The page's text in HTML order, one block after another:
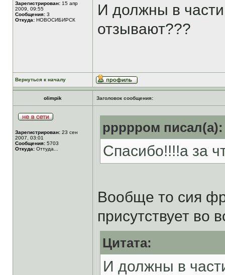
Зарегистрирован: 15 апр
2009, 09:55
Сообщения: 3
Откуда: НОВОСИБИРСК
И должны в
отзывают???
Вернуться к началу
olimpik Заголовок сообщения:
Зарегистрирован: 23 сен
2007, 03:01
Сообщения: 5703
Откуда: Оттуда...
ррррром писал(а):
Спасибо!!!!а за
Вообще то сия
присутствует во
Цитата:
И должны в